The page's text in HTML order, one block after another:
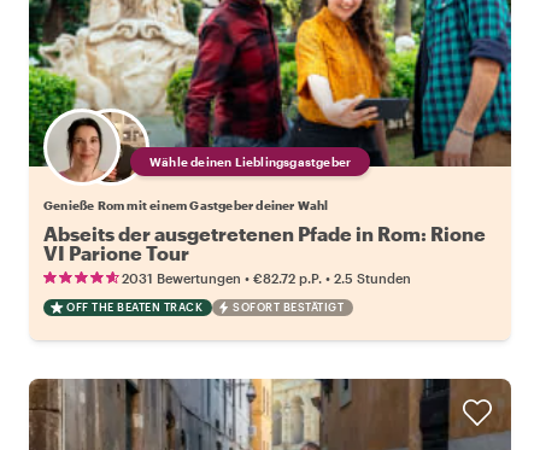
Wähle deinen Lieblingsgastgeber
Genieße Rom mit einem Gastgeber deiner Wahl
Abseits der ausgetretenen Pfade in Rom: Rione
VI Parione Tour
2031 Bewertungen • €82.72 p.P. • 2.5 Stunden
OFF THE BEATEN TRACK SOFORT BESTÄTIGT